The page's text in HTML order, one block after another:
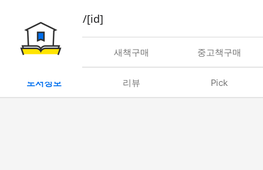
book/rent/[id]
대여 새책구매 중고책구매
도서정보 리뷰 Pick